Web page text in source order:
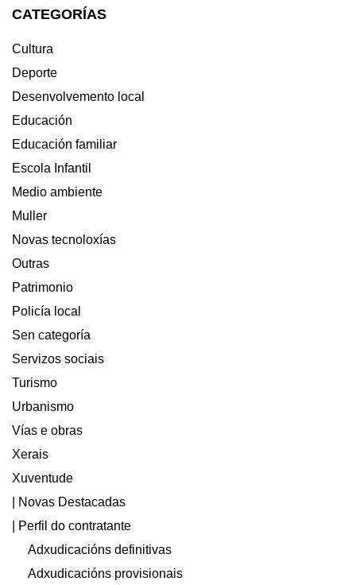
CATEGORÍAS
Cultura
Deporte
Desenvolvemento local
Educación
Educación familiar
Escola Infantil
Medio ambiente
Muller
Novas tecnoloxías
Outras
Patrimonio
Policía local
Sen categoría
Servizos sociais
Turismo
Urbanismo
Vías e obras
Xerais
Xuventude
| Novas Destacadas
| Perfil do contratante
Adxudicacións definitivas
Adxudicacións provisionais